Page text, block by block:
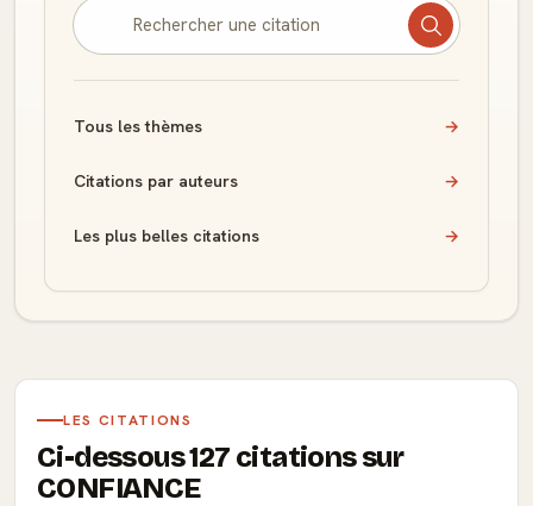
Tous les thèmes →
Citations par auteurs →
Les plus belles citations →
LES CITATIONS
Ci-dessous 127 citations sur
CONFIANCE